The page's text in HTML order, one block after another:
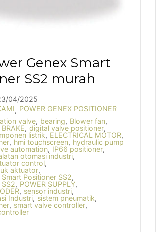
Genex Smart
SS2 murah
04/2025
, POWER GENEX POSITIONER
valve, bearing, Blower fan,
, digital valve positioner,
listrik, ELECTRICAL MOTOR,
, hmi touchscreen, hydraulic pump
automation, IP66 positioner,
otomasi industri,
control,
aktuator,
Positioner SS2,
, POWER SUPPLY,
, sensor industri,
Industri, sistem pneumatik,
, smart valve controller,